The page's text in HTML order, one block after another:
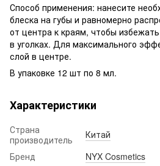
Способ применения: нанесите
блеска на губы и равномерно
от центра к краям, чтобы
в уголках. Для максимального
слой в центре.
В упаковке 12 шт по 8 мл.
Характеристики
Страна
производитель
Китай
Бренд
NYX Cosmetics